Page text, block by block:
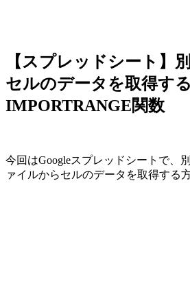
【スプレッドシート】
セルのデータを取得する
IMPORTRANGE関数
今回はGoogleスプレッドシートで、
ァイルからセルのデータを取得する